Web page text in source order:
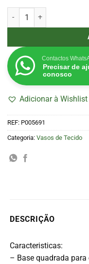
Quantidade de Vaso
Contactos
Precisar de
conosco
Adicionar à Wishlist
REF: P005691
Categoria: Vasos de Tecido
DESCRIÇÃO
Caracteristicas:
– Base quadrada